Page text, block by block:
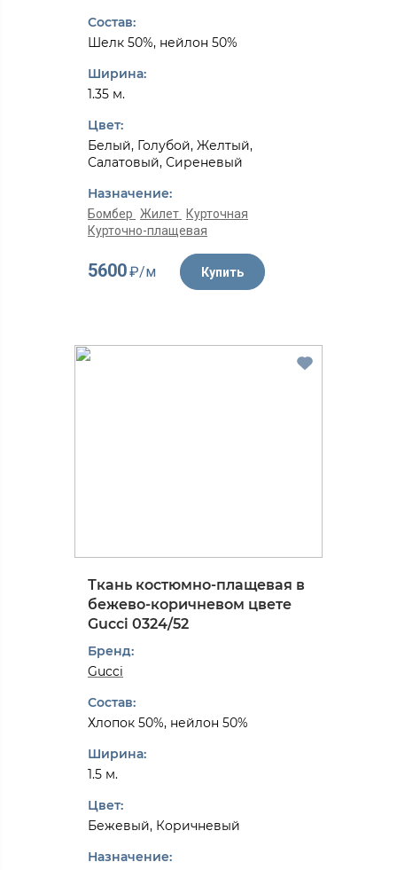
Состав:
Шелк 50%, нейлон 50%
Ширина:
1.35 м.
Цвет:
Белый, Голубой, Желтый,
Салатовый, Сиреневый
Назначение:
Бомбер Жилет
Курточная
Курточно-плащевая
5600₽/м Купить
Ткань костюмно-плащевая в
бежево-коричневом цвете
Gucci 0324/52
Бренд:
Gucci
Состав:
Хлопок 50%, нейлон 50%
Ширина:
1.5 м.
Цвет:
Бежевый, Коричневый
Назначение: